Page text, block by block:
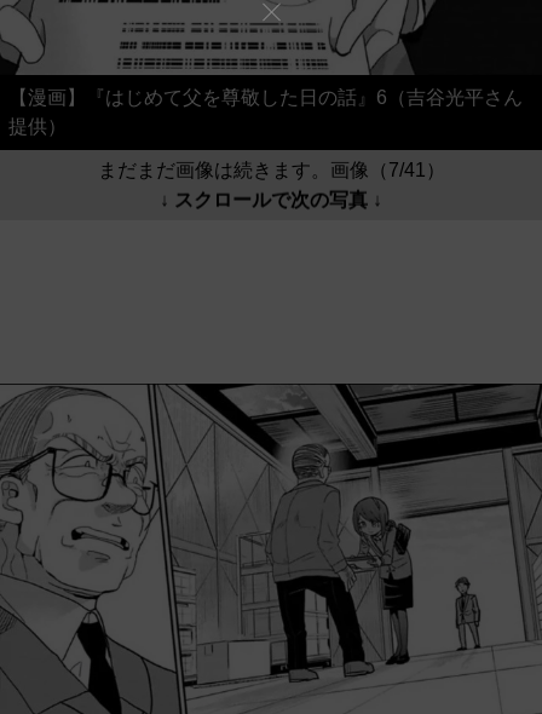
【漫画】『はじめて父を尊敬した日の話』6（吉谷光平さん
提供）
まだまだ画像は続きます。画像（7/41）
↓ スクロールで次の写真 ↓